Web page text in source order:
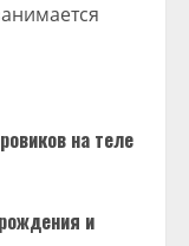
на теле
и